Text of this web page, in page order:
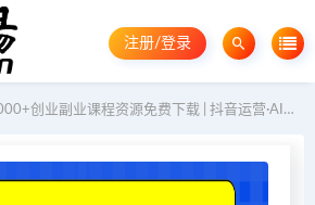
注册/登录
业副业课程资源免费下载 | 抖音运营·AI教程·GEO优化